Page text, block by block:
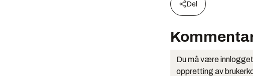
Del
Du må være
oppretting av